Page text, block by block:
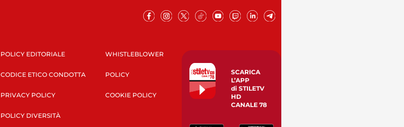
POLICY EDITORIALE
CODICE ETICO CONDOTTA
PRIVACY POLICY
POLICY DIVERSITÀ
WHISTLEBLOWER
POLICY
COOKIE POLICY
SCARICA
L’APP
di STILETV
HD
CANALE 78